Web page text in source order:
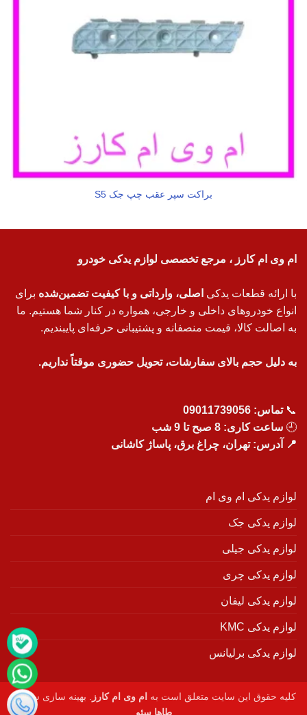
براکت سپر عقب چپ جک S5
ام وی ام کارز ، مرجع تخصصی لوازم یدکی خودرو
با ارائه قطعات یدکی اصلی، وارداتی و با کیفیت تضمین‌شده برای
انواع خودروهای داخلی و خارجی، همواره در کنار شما هستیم. ما
به اصالت کالا، قیمت منصفانه و پشتیبانی حرفه‌ای پایبندیم.
به دلیل حجم بالای سفارشات، تحویل حضوری موقتاً نداریم.
📞تماس: 09011739056
🕘 ساعت کاری: 8 صبح تا 9 شب
📍 آدرس: تهران، چراغ برق، پاساژ کاشانی
لوازم یدکی ام وی ام
لوازم یدکی جک
لوازم یدکی جیلی
لوازم یدکی چری
لوازم یدکی لیفان
لوازم یدکی KMC
لوازم یدکی برلیانس
کلیه حقوق این سایت متعلق است به ام وی ام کارز
. بهینه سازی سایت :
طاها سئو